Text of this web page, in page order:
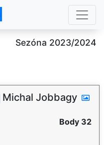
Sezóna 2023/2024
Michal Jobbagy
Body 32